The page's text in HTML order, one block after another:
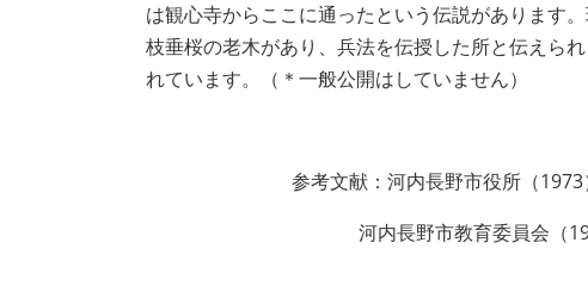
は観心寺からここに通ったという伝説があります
枝垂桜の老木があり、兵法を伝授した所と伝えら
れています。（＊一般公開はしていません）
参考文献：河内長野市役所（
河内長野市教育委員会（